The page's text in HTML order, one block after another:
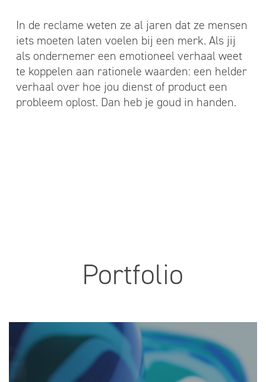
In de reclame weten ze al jaren dat ze mensen
iets moeten laten voelen bij een merk. Als jij
als ondernemer een emotioneel verhaal weet
te koppelen aan rationele waarden: een helder
verhaal over hoe jou dienst of product een
probleem oplost. Dan heb je goud in handen.
Portfolio